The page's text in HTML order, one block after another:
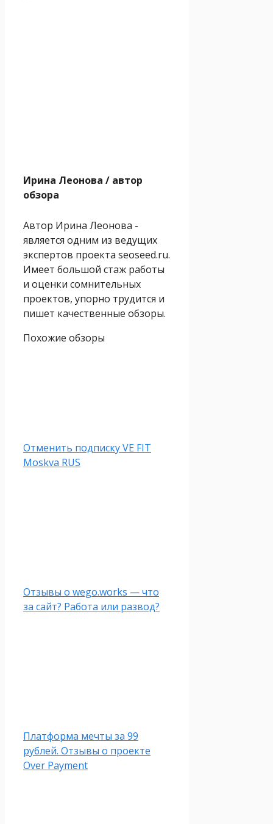
Ирина Леонова / автор
обзора
Автор Ирина Леонова -
является одним из ведущих
экспертов проекта seoseed.ru.
Имеет большой стаж работы
и оценки сомнительных
проектов, упорно трудится и
пишет качественные обзоры.
Похожие обзоры
Отменить подписку VE FIT
Moskva RUS
Отзывы о wego.works — что
за сайт? Работа или развод?
Платформа мечты за 99
рублей. Отзывы о проекте
Over Payment